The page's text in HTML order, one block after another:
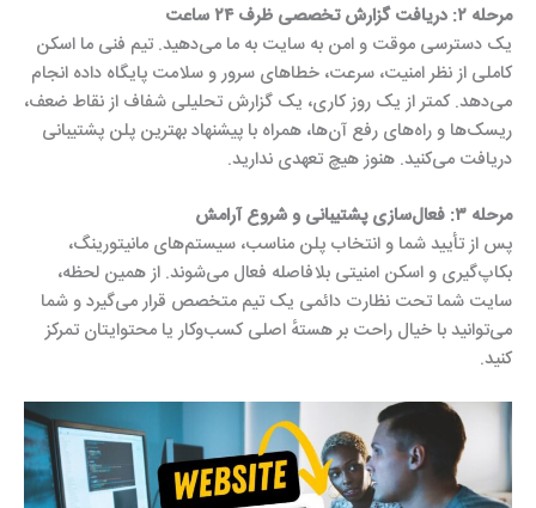
مرحله ۲: دریافت گزارش تخصصی ظرف ۲۴ ساعت
یک دسترسی موقت و امن به سایت به ما می‌دهید. تیم فنی ما اسکن
کاملی از نظر امنیت، سرعت، خطاهای سرور و سلامت پایگاه داده انجام
می‌دهد. کمتر از یک روز کاری، یک گزارش تحلیلی شفاف از نقاط ضعف،
ریسک‌ها و راه‌های رفع آن‌ها، همراه با پیشنهاد بهترین پلن پشتیبانی
دریافت می‌کنید. هنوز هیچ تعهدی ندارید.
مرحله ۳: فعال‌سازی پشتیبانی و شروع آرامش
پس از تأیید شما و انتخاب پلن مناسب، سیستم‌های مانیتورینگ،
بکاپ‌گیری و اسکن امنیتی بلافاصله فعال می‌شوند. از همین لحظه،
سایت شما تحت نظارت دائمی یک تیم متخصص قرار می‌گیرد و شما
می‌توانید با خیال راحت بر هستهٔ اصلی کسب‌وکار یا محتوایتان تمرکز
کنید.